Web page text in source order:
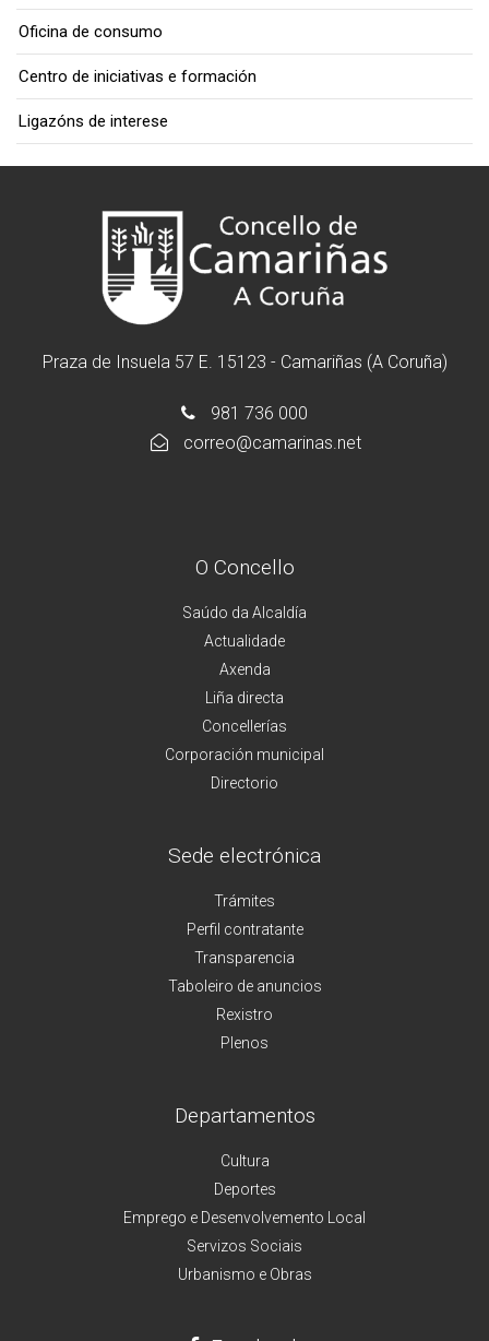
Oficina de consumo
Centro de iniciativas e formación
Ligazóns de interese
Praza de Insuela 57 E. 15123 - Camariñas (A Coruña)
981 736 000
correo@camarinas.net
O Concello
Saúdo da Alcaldía
Actualidade
Axenda
Liña directa
Concellerías
Corporación municipal
Directorio
Sede electrónica
Trámites
Perfil contratante
Transparencia
Taboleiro de anuncios
Rexistro
Plenos
Departamentos
Cultura
Deportes
Emprego e Desenvolvemento Local
Servizos Sociais
Urbanismo e Obras